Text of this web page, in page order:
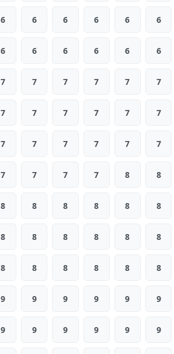
6 6 6 6 6 6
6 6 6 6 6 6
7 7 7 7 7 7
7 7 7 7 7 7
7 7 7 7 7 7
7 7 7 7 8 8
8 8 8 8 8 8
8 8 8 8 8 8
8 8 8 8 8 8
9 9 9 9 9 9
9 9 9 9 9 9